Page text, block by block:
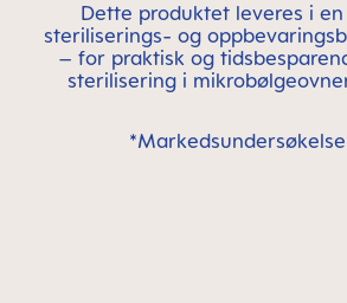
Dette produktet leveres i en
steriliserings- og
– for praktisk og
sterilisering i